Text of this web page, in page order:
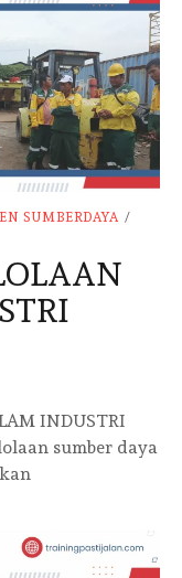
SUMBERDAYA /
INDUSTRI
sumber daya